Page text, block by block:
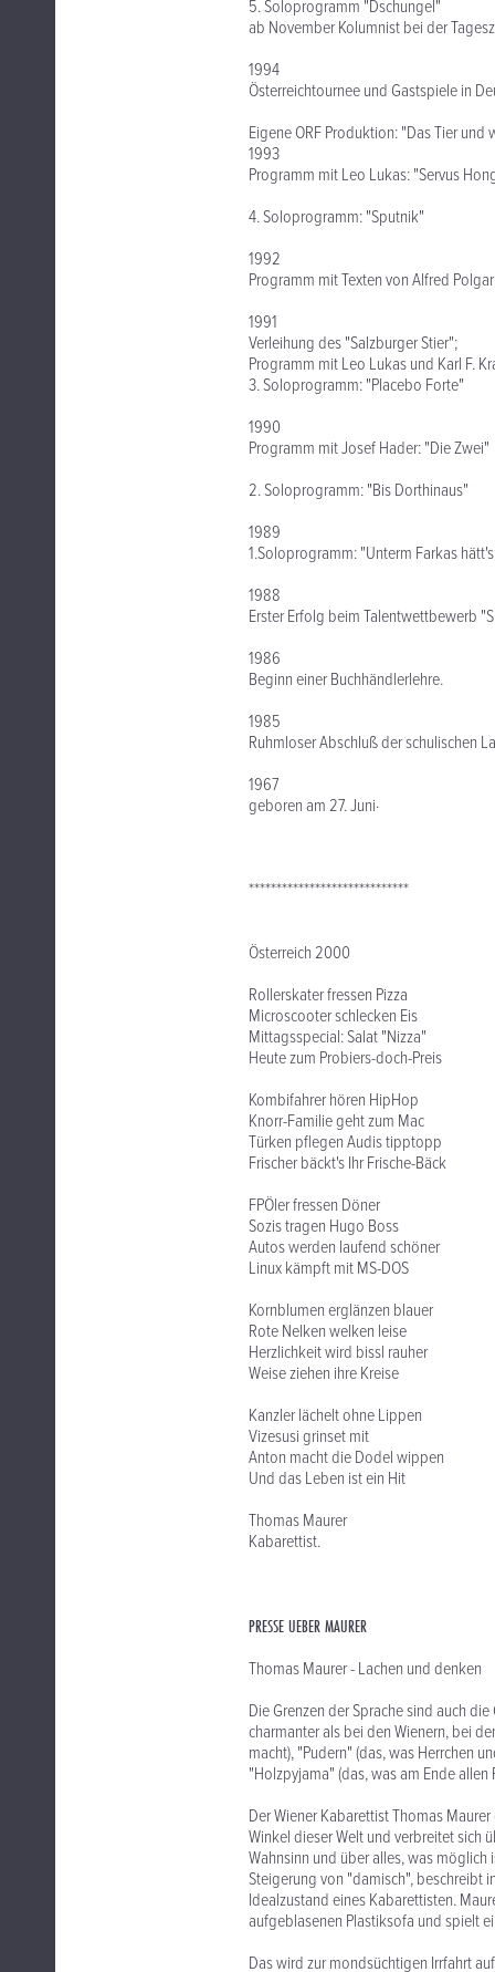
5. Soloprogramm "Dschungel"
ab November Kolumnist bei der
1994
Österreichtournee und Gastspiele in
Eigene ORF Produktion: "Das Tier und
1993
Programm mit Leo Lukas: "Servus
4. Soloprogramm: "Sputnik"
1992
Programm mit Texten von Alfred
1991
Verleihung des "Salzburger Stier";
Programm mit Leo Lukas und Karl F.
3. Soloprogramm: "Placebo Forte"
1990
Programm mit Josef Hader: "Die Zwei"
2. Soloprogramm: "Bis Dorthinaus"
1989
1.Soloprogramm: "Unterm Farkas
1988
Erster Erfolg beim Talentwettbewerb
1986
Beginn einer Buchhändlerlehre.
1985
Ruhmloser Abschluß der schulischen
1967
geboren am 27. Juni·
*****************************
Österreich 2000
Rollerskater fressen Pizza
Microscooter schlecken Eis
Mittagsspecial: Salat "Nizza"
Heute zum Probiers-doch-Preis
Kombifahrer hören HipHop
Knorr-Familie geht zum Mac
Türken pflegen Audis tipptopp
Frischer bäckt's Ihr Frische-Bäck
FPÖler fressen Döner
Sozis tragen Hugo Boss
Autos werden laufend schöner
Linux kämpft mit MS-DOS
Kornblumen erglänzen blauer
Rote Nelken welken leise
Herzlichkeit wird bissl rauher
Weise ziehen ihre Kreise
Kanzler lächelt ohne Lippen
Vizesusi grinset mit
Anton macht die Dodel wippen
Und das Leben ist ein Hit
Thomas Maurer
Kabarettist.
PRESSE UEBER MAURER
Thomas Maurer - Lachen und denken
Die Grenzen der Sprache sind auch
charmanter als bei den Wienern, bei
macht), "Pudern" (das, was Herrchen
"Holzpyjama" (das, was am Ende
Der Wiener Kabarettist Thomas
Winkel dieser Welt und verbreitet sich
Wahnsinn und über alles, was möglich
Steigerung von "damisch", beschreibt
Idealzustand eines Kabarettisten.
aufgeblasenen Plastiksofa und spielt
Das wird zur mondsüchtigen Irrfahrt